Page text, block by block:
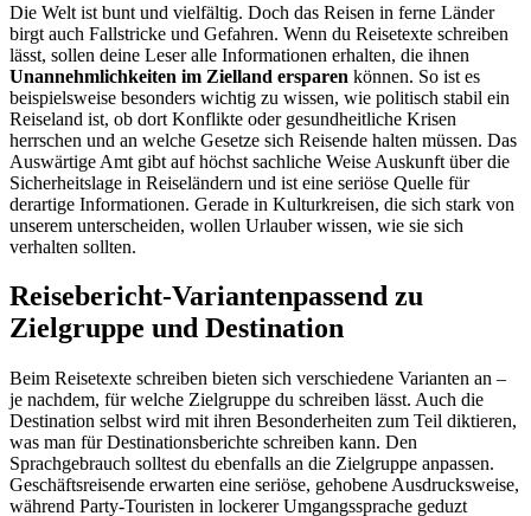
Die Welt ist bunt und vielfältig. Doch das Reisen in ferne Länder
birgt auch Fallstricke und Gefahren. Wenn du Reisetexte schreiben
lässt, sollen deine Leser alle Informationen erhalten, die ihnen
Unannehmlichkeiten im Zielland ersparen können. So ist es
beispielsweise besonders wichtig zu wissen, wie politisch stabil ein
Reiseland ist, ob dort Konflikte oder gesundheitliche Krisen
herrschen und an welche Gesetze sich Reisende halten müssen. Das
Auswärtige Amt gibt auf höchst sachliche Weise Auskunft über die
Sicherheitslage in Reiseländern und ist eine seriöse Quelle für
derartige Informationen. Gerade in Kulturkreisen, die sich stark von
unserem unterscheiden, wollen Urlauber wissen, wie sie sich
verhalten sollten.
Reisebericht-Variantenpassend zu
Zielgruppe und Destination
Beim Reisetexte schreiben bieten sich verschiedene Varianten an –
je nachdem, für welche Zielgruppe du schreiben lässt. Auch die
Destination selbst wird mit ihren Besonderheiten zum Teil diktieren,
was man für Destinationsberichte schreiben kann. Den
Sprachgebrauch solltest du ebenfalls an die Zielgruppe anpassen.
Geschäftsreisende erwarten eine seriöse, gehobene Ausdrucksweise,
während Party-Touristen in lockerer Umgangssprache geduzt